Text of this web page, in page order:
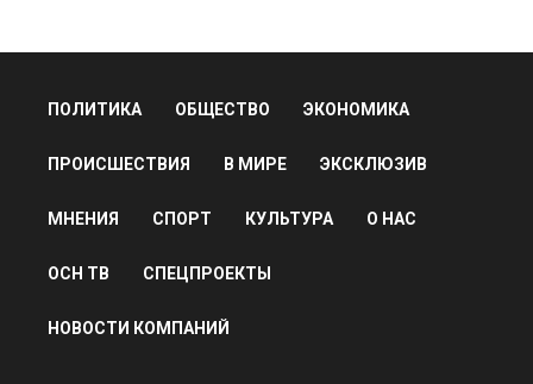
ПОЛИТИКА ОБЩЕСТВО ЭКОНОМИКА
ПРОИСШЕСТВИЯ В МИРЕ ЭКСКЛЮЗИВ
МНЕНИЯ СПОРТ КУЛЬТУРА О НАС
ОСН ТВ СПЕЦПРОЕКТЫ
НОВОСТИ КОМПАНИЙ